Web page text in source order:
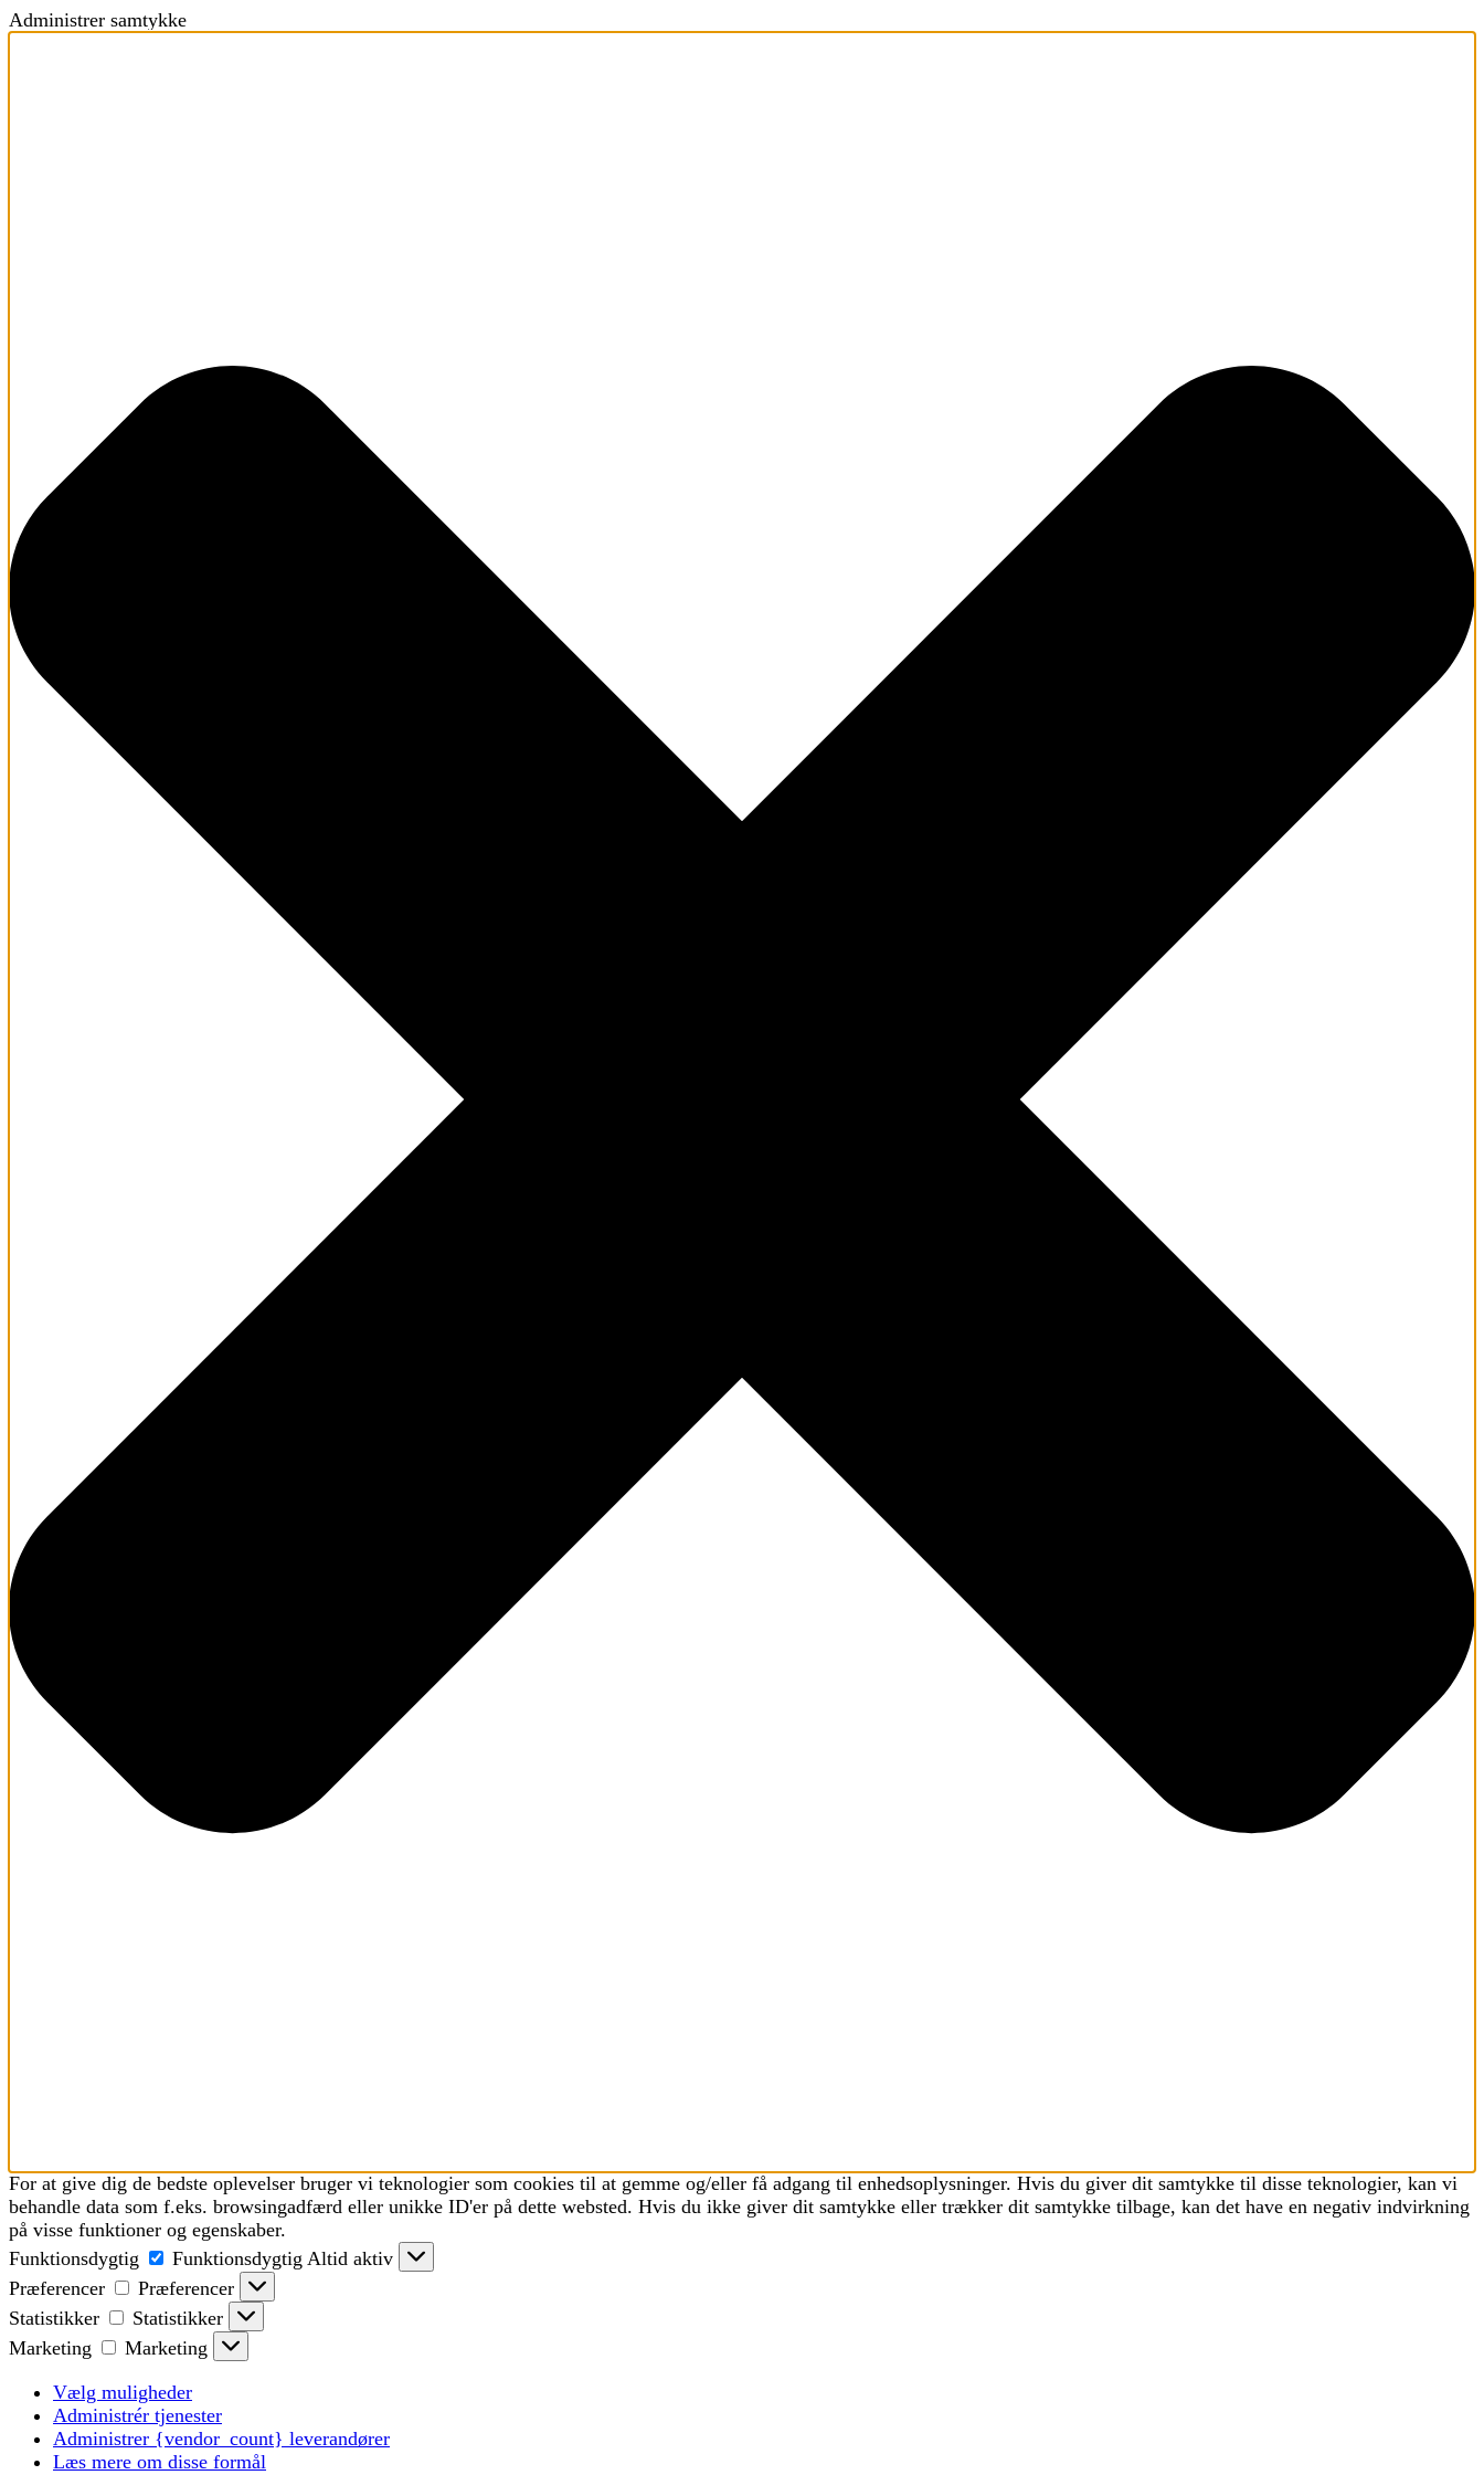
Administrer samtykke
For at give dig de bedste oplevelser bruger vi teknologier som cookies til at gemme og/eller få adgang til enhedsoplysninger. Hvis du giver dit samtykke til disse teknologier, kan vi
behandle data som f.eks. browsingadfærd eller unikke ID'er på dette websted. Hvis du ikke giver dit samtykke eller trækker dit samtykke tilbage, kan det have en negativ indvirkning
på visse funktioner og egenskaber.
Funktionsdygtig
Funktionsdygtig Altid aktiv
Præferencer
Præferencer
Statistikker
Statistikker
Marketing
Marketing
Vælg muligheder
Administrér tjenester
Administrer {vendor_count} leverandører
Læs mere om disse formål